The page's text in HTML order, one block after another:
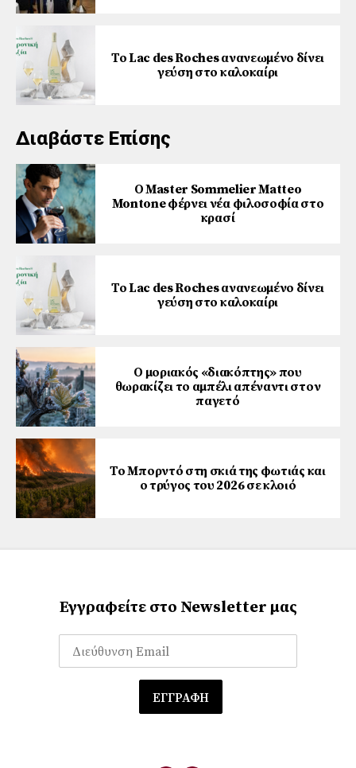
Το Lac des Roches ανανεωμένο δίνει
γεύση στο καλοκαίρι
Διαβάστε Επίσης
Ο Master Sommelier Matteo
Montone φέρνει νέα φιλοσοφία στο
κρασί
Το Lac des Roches ανανεωμένο δίνει
γεύση στο καλοκαίρι
Ο μοριακός «διακόπτης» που
θωρακίζει το αμπέλι απέναντι στον
παγετό
Το Μπορντό στη σκιά της φωτιάς και
ο τρύγος του 2026 σε κλοιό
Εγγραφείτε στο Newsletter μας